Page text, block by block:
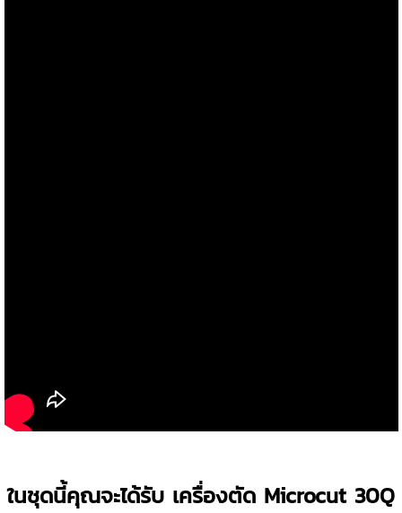
ในชุดนี้คุณจะได้รับ เครื่องตัด Microcut 30Q